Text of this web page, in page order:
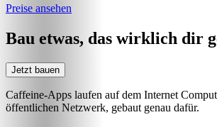
Preise ansehen
Bau etwas, das wirklich dir
Jetzt bauen
Caffeine-Apps laufen auf dem Internet
öffentlichen Netzwerk, gebaut genau dafür.